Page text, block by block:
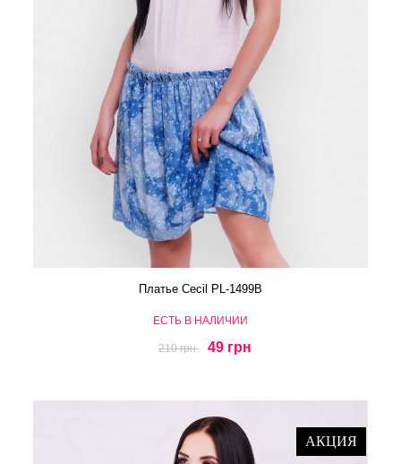
Платье Cecil PL-1499B
ЕСТЬ В НАЛИЧИИ
210 грн 49 грн
АКЦИЯ